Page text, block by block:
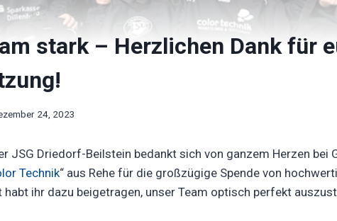
stark – Herzlichen Dank für
24, 2023
JSG Driedorf-Beilstein bedankt sich von ganzem Herzen bei
Technik“ aus Rehe für die großzügige Spende von
habt ihr dazu beigetragen, unser Team optisch perfekt